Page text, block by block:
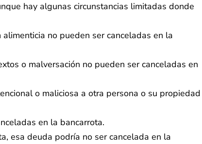
hay algunas circunstancias limitadas donde
no pueden ser canceladas en la
o malversación no pueden ser canceladas en
o maliciosa a otra persona o su propiedad
en la bancarrota.
esa deuda podría no ser cancelada en la